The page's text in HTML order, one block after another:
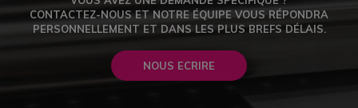
CONTACTEZ-NOUS ET NOTRE ÉQUIPE VOUS RÉPONDRA
PERSONNELLEMENT ET DANS LES PLUS BREFS DÉLAIS.
NOUS ECRIRE